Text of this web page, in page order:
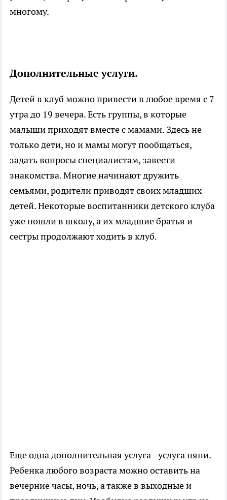
многому.
Дополнительные услуги.
Детей в клуб можно привести в любое время с 7
утра до 19 вечера. Есть группы, в которые
малыши приходят вместе с мамами. Здесь не
только дети, но и мамы могут пообщаться,
задать вопросы специалистам, завести
знакомства. Многие начинают дружить
семьями, родители приводят своих младших
детей. Некоторые воспитанники детского клуба
уже пошли в школу, а их младшие братья и
сестры продолжают ходить в клуб.
Еще одна дополнительная услуга - услуга няни.
Ребенка любого возраста можно оставить на
вечерние часы, ночь, а также в выходные и